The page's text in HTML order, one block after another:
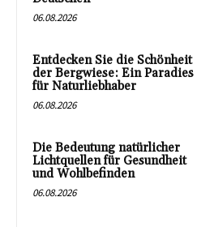
06.08.2026
Entdecken Sie die Schönheit
der Bergwiese: Ein Paradies
für Naturliebhaber
06.08.2026
Die Bedeutung natürlicher
Lichtquellen für Gesundheit
und Wohlbefinden
06.08.2026